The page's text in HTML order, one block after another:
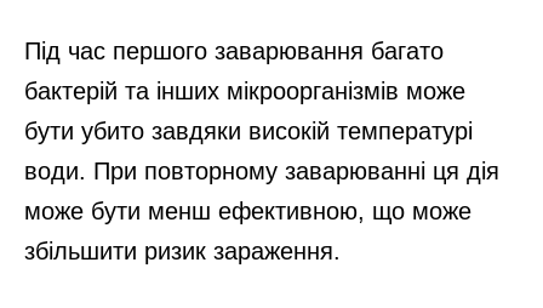
Під час першого заварювання багато
бактерій та інших мікроорганізмів може
бути убито завдяки високій температурі
води. При повторному заварюванні ця дія
може бути менш ефективною, що може
збільшити ризик зараження.